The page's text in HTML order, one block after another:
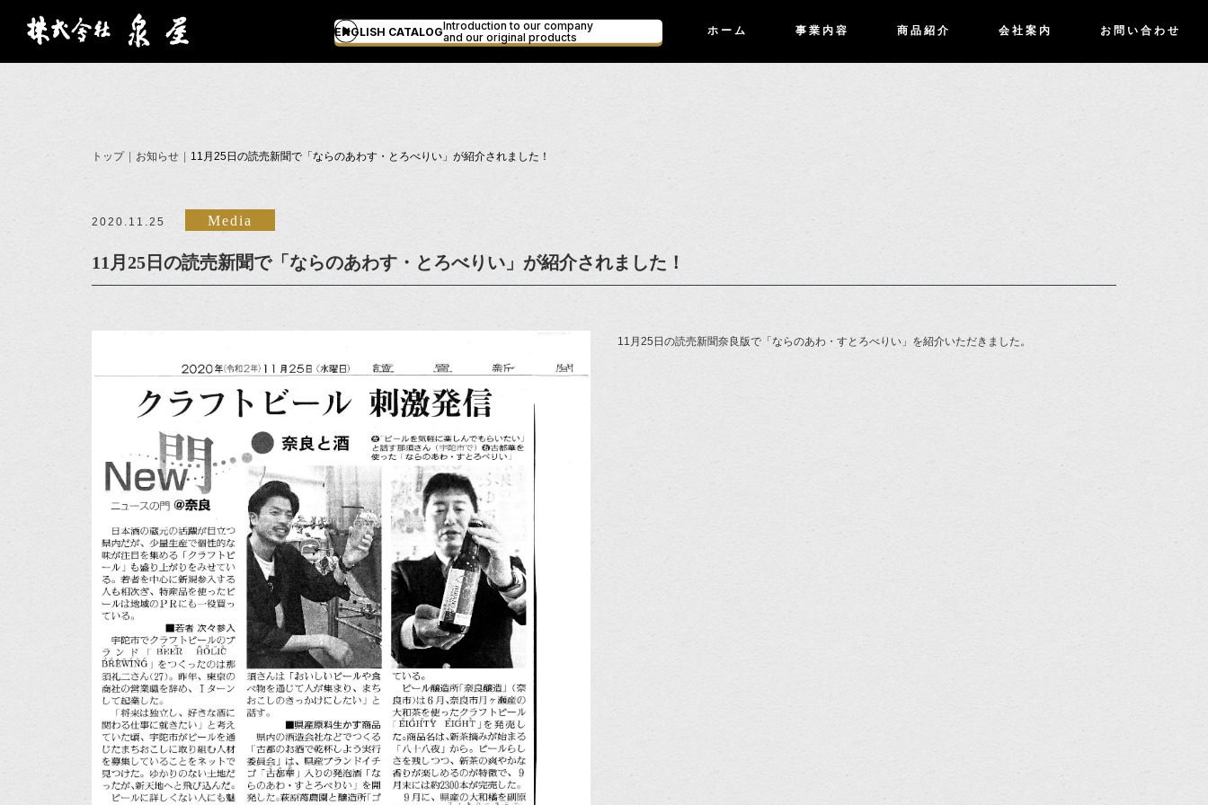
ENGLISH CATALOGIntroduction to our company
and our original products
ホーム 事業内容 商品紹介 会社案内 お問い合わせ
トップ お知らせ 11月25日の読売新聞で「ならのあわす・とろべりい」が紹介されました！
2020.11.25 Media
11月25日の読売新聞で「ならのあわす・とろべりい」が紹介されました！
11月25日の読売新聞奈良版で「ならのあわ・すとろべりい」を紹介いただきました。